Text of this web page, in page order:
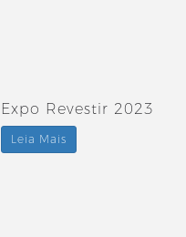
Expo Revestir 2023
Leia Mais